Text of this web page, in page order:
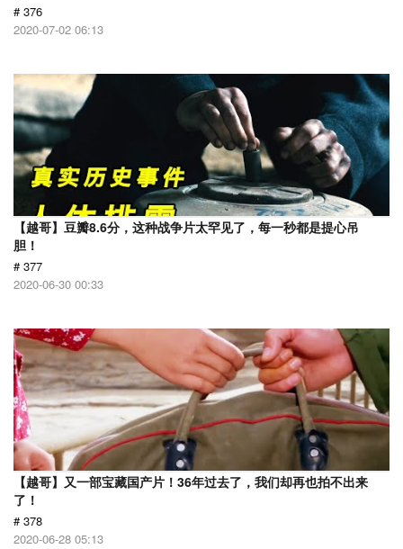
# 376
2020-07-02 06:13
【越哥】豆瓣8.6分，这种战争片太罕见了，每一秒都是提心吊
胆！
# 377
2020-06-30 00:33
【越哥】又一部宝藏国产片！36年过去了，我们却再也拍不出来
了！
# 378
2020-06-28 05:13